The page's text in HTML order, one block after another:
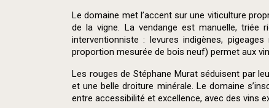
Le domaine met l’accent sur une viticulture
de la vigne. La vendange est manuelle, triée
interventionniste : levures indigènes,
proportion mesurée de bois neuf) permet aux
Les rouges de Stéphane Murat séduisent par
et une belle droiture minérale. Le domaine
entre accessibilité et excellence, avec des vins